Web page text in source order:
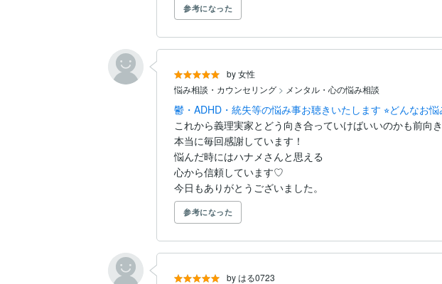
参考になった
by 女性
悩み相談・カウンセリング > メンタル・心の悩み相談
鬱・ADHD・統失等の悩み事お聴きいたします ⭐︎どんなお悩
これから義理実家とどう向き合っていけばいいのかも前向
本当に毎回感謝しています！
悩んだ時にはハナメさんと思える
心から信頼しています♡
今日もありがとうございました。
参考になった
by はる0723